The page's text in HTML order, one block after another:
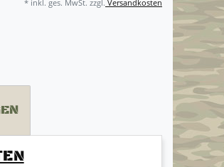
* inkl. ges. MwSt. zzgl. Versandkosten